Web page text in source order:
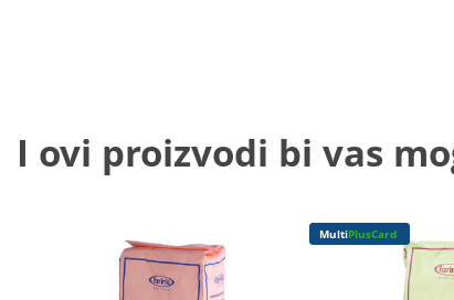
I ovi proizvodi bi vas
MultiPlusCard